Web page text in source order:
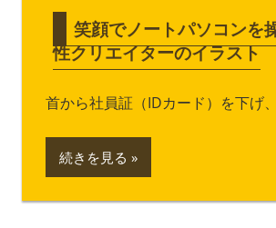
笑顔でノートパソコンを
性クリエイターのイラスト
首から社員証（IDカード）を下げ
続きを見る